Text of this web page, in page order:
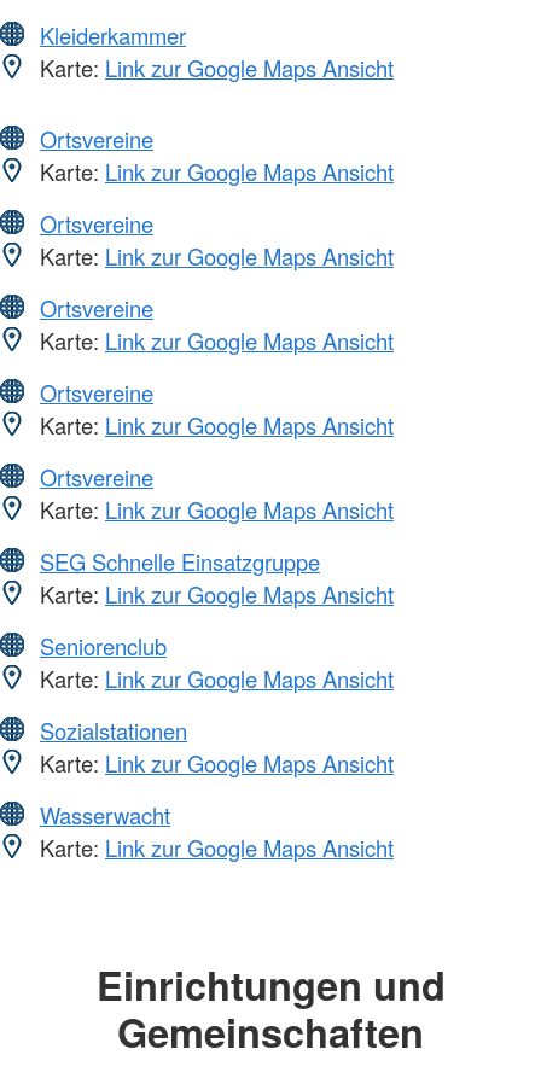
Kleiderkammer
Karte: Link zur Google Maps Ansicht
Ortsvereine
Karte: Link zur Google Maps Ansicht
Ortsvereine
Karte: Link zur Google Maps Ansicht
Ortsvereine
Karte: Link zur Google Maps Ansicht
Ortsvereine
Karte: Link zur Google Maps Ansicht
Ortsvereine
Karte: Link zur Google Maps Ansicht
SEG Schnelle Einsatzgruppe
Karte: Link zur Google Maps Ansicht
Seniorenclub
Karte: Link zur Google Maps Ansicht
Sozialstationen
Karte: Link zur Google Maps Ansicht
Wasserwacht
Karte: Link zur Google Maps Ansicht
Einrichtungen und
Gemeinschaften